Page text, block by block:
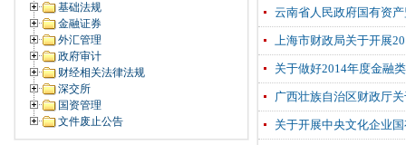
基础法规
金融证券
外汇管理
政府审计
财经相关法律法规
深交所
国资管理
文件废止公告
云南省人民政府国有资
上海市财政局关于开展
关于做好2014年度金融
广西壮族自治区财政厅
关于开展中央文化企业